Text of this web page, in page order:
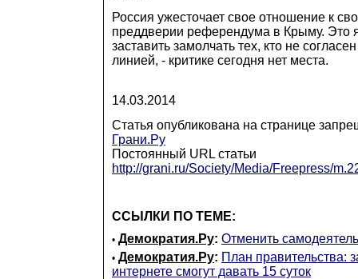
Россия ужесточает свое отношение к
преддверии референдума в Крыму. Это
заставить замолчать тех, кто не
линией, - критике сегодня нет места.
14.03.2014
Статья опубликована на странице
Грани.Ру
Постоянный URL статьи
http://grani.ru/Society/Media/Freepress/
ССЫЛКИ ПО ТЕМЕ:
• Демократия.Ру: Отменить
• Демократия.Ру: План правительства:
интернете смогут давать 15 суток